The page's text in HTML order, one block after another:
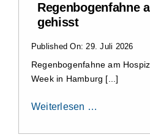
Regenbogenfahne
gehisst
Published On: 29. Juli 2026
Regenbogenfahne am
Week in Hamburg [...]
Weiterlesen …